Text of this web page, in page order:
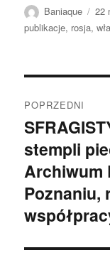
Autor
Baniaque 22
publikacje, rosja,
wpisu
POPRZEDNI
Poprzedni
wpis:
stempli
Archiwum
Poznaniu,